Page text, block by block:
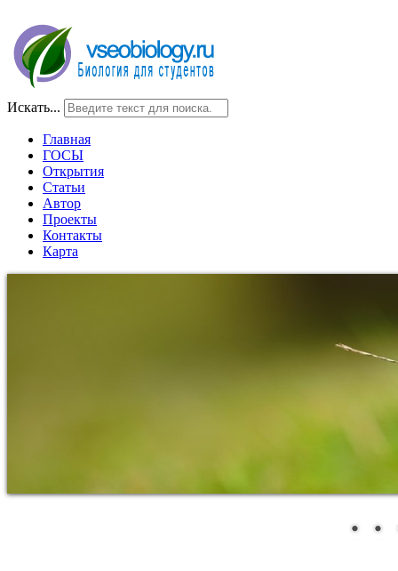
Искать...
Главная
ГОСЫ
Открытия
Статьи
Автор
Проекты
Контакты
Карта